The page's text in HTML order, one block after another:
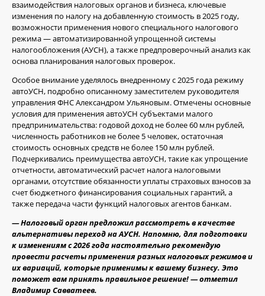
взаимодействия налоговых органов и бизнеса, ключевые
изменения по налогу на добавленную стоимость в 2025 году,
возможности применения нового специального налогового
режима — автоматизированной упрощенной системы
налогообложения (АУСН), а также предпроверочный анализ как
основа планирования налоговых проверок.
Особое внимание уделялось внедренному с 2025 года режиму
автоУСН, подробно описанному заместителем руководителя
управления ФНС Александром Ульяновым. Отмечены основные
условия для применения автоУСН субъектами малого
предпринимательства: годовой доход не более 60 млн рублей,
численность работников не более 5 человек, остаточная
стоимость основных средств не более 150 млн рублей.
Подчеркивались преимущества автоУСН, такие как упрощение
отчетности, автоматический расчет налога налоговыми
органами, отсутствие обязанности уплаты страховых взносов за
счет бюджетного финансирования социальных гарантий, а
также передача части функций налоговых агентов банкам.
— Налоговый орган предложил рассмотреть в качестве
альтернативы переход на АУСН. Напомню, для подготовки
к изменениям с 2026 года настоятельно рекомендую
провести расчеты применения разных налоговых режимов и
их вариаций, которые применимы к вашему бизнесу. Это
поможет вам принять правильное решение! — отметил
Владимир Савватеев.